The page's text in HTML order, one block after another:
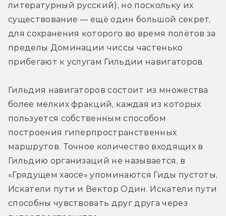
литературный русский), но поскольку их
существование — ещё один большой секрет,
для сохранения которого во время полётов за
пределы Доминации чиссы частенько
прибегают к услугам Гильдии навигаторов.
Гильдия навигаторов состоит из множества
более мелких фракций, каждая из которых
пользуется собственным способом
построения гиперпространственных
маршрутов. Точное количество входящих в
Гильдию организаций не называется, в
«Грядущем хаосе» упоминаются Гиды пустоты,
Искатели пути и Вектор Один. Искатели пути
способны чувствовать друг друга через